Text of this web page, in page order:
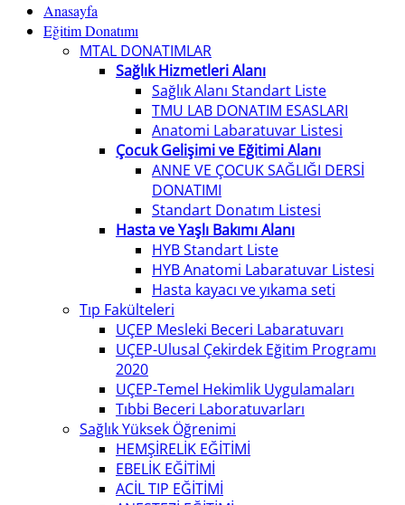
Anasayfa
Eğitim Donatımı
MTAL DONATIMLAR
Sağlık Hizmetleri Alanı
Sağlık Alanı Standart Liste
TMU LAB DONATIM ESASLARI
Anatomi Labaratuvar Listesi
Çocuk Gelişimi ve Eğitimi Alanı
ANNE VE ÇOCUK SAĞLIĞI DERSİ
DONATIMI
Standart Donatım Listesi
Hasta ve Yaşlı Bakımı Alanı
HYB Standart Liste
HYB Anatomi Labaratuvar Listesi
Hasta kayacı ve yıkama seti
Tıp Fakülteleri
UÇEP Mesleki Beceri Labaratuvarı
UÇEP-Ulusal Çekirdek Eğitim Programı
2020
UÇEP-Temel Hekimlik Uygulamaları
Tıbbi Beceri Laboratuvarları
Sağlık Yüksek Öğrenimi
HEMŞİRELİK EĞİTİMİ
EBELİK EĞİTİMİ
ACİL TIP EĞİTİMİ